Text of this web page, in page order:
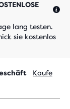
lang testen.
sie kostenlos
Kaufe